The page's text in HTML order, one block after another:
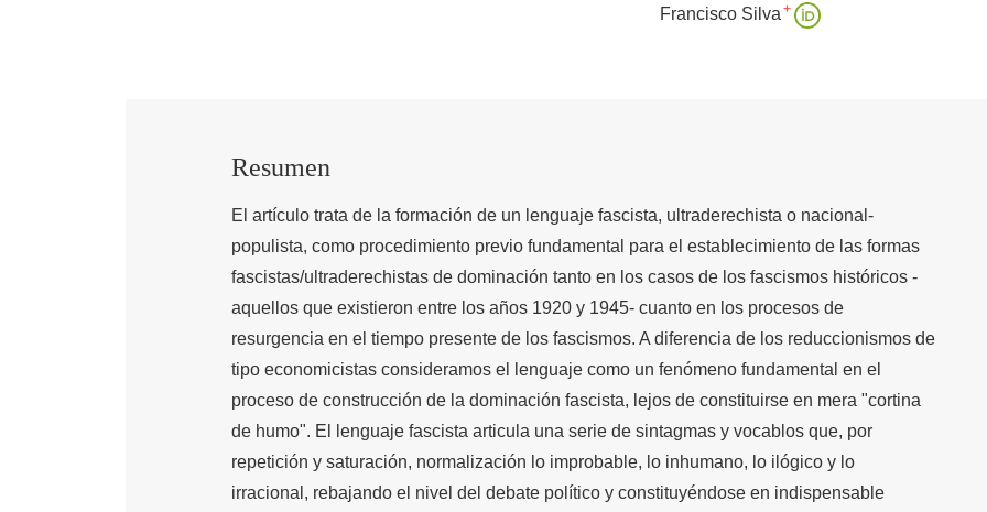
Francisco Silva +
Resumen
El artículo trata de la formación de un lenguaje fascista, ultraderechista o nacional-
populista, como procedimiento previo fundamental para el establecimiento de las formas
fascistas/ultraderechistas de dominación tanto en los casos de los fascismos históricos -
aquellos que existieron entre los años 1920 y 1945- cuanto en los procesos de
resurgencia en el tiempo presente de los fascismos. A diferencia de los reduccionismos de
tipo economicistas consideramos el lenguaje como un fenómeno fundamental en el
proceso de construcción de la dominación fascista, lejos de constituirse en mera "cortina
de humo". El lenguaje fascista articula una serie de sintagmas y vocablos que, por
repetición y saturación, normalización lo improbable, lo inhumano, lo ilógico y lo
irracional, rebajando el nivel del debate político y constituyéndose en indispensable